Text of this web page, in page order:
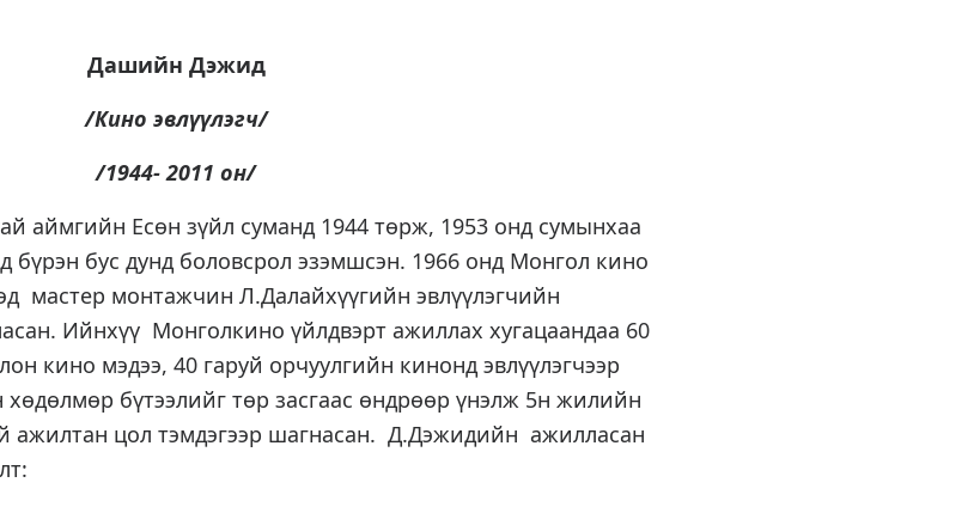
Дашийн Дэжид
/Кино эвлүүлэгч/
/1944- 2011 он/
аймгийн Есөн зүйл суманд 1944 төрж, 1953 онд сумынхаа
бүрэн бус дунд боловсрол эзэмшсэн. 1966 онд Монгол кино
мастер монтажчин Л.Далайхүүгийн эвлүүлэгчийн
Ийнхүү Монголкино үйлдвэрт ажиллах хугацаандаа 60
кино мэдээ, 40 гаруй орчуулгийн кинонд эвлүүлэгчээр
бүтээлийг төр засгаас өндрөөр үнэлж 5н жилийн
ажилтан цол тэмдэгээр шагнасан. Д.Дэжидийн ажилласан